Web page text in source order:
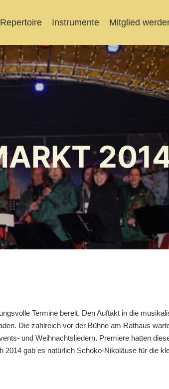
Repertoire Instrumente Mitglied
Termine bereit. Den Auftakt in die
Die zahlreich vor der Bühne am Rathaus
und Weihnachtsliedern. Premiere hatten
2014 gab es natürlich Schoko-Nikoläuse für die